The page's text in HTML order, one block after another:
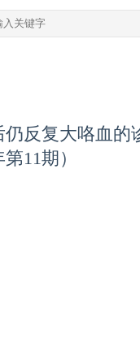
反复大咯血的
11期）